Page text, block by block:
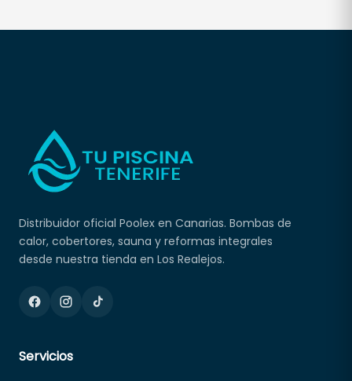
Distribuidor oficial Poolex en Canarias. Bombas de
calor, cobertores, sauna y reformas integrales
desde nuestra tienda en Los Realejos.
Servicios